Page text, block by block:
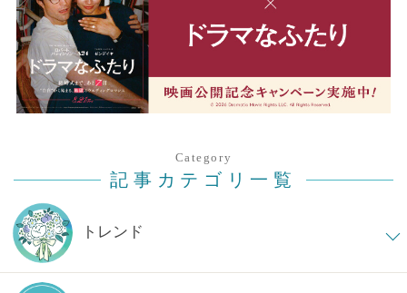
Category
記事カテゴリ一覧
トレンド